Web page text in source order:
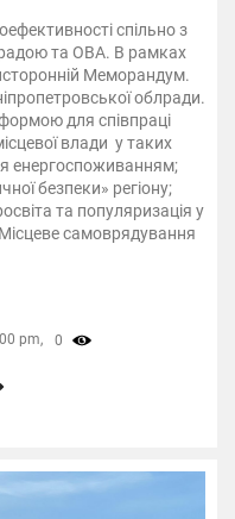
спільно з
та ОВА. В рамках
Меморандум.
облради.
для співпраці
влади у таких
енергоспоживанням;
безпеки» регіону;
та популяризація у
самоврядування
pm, 0